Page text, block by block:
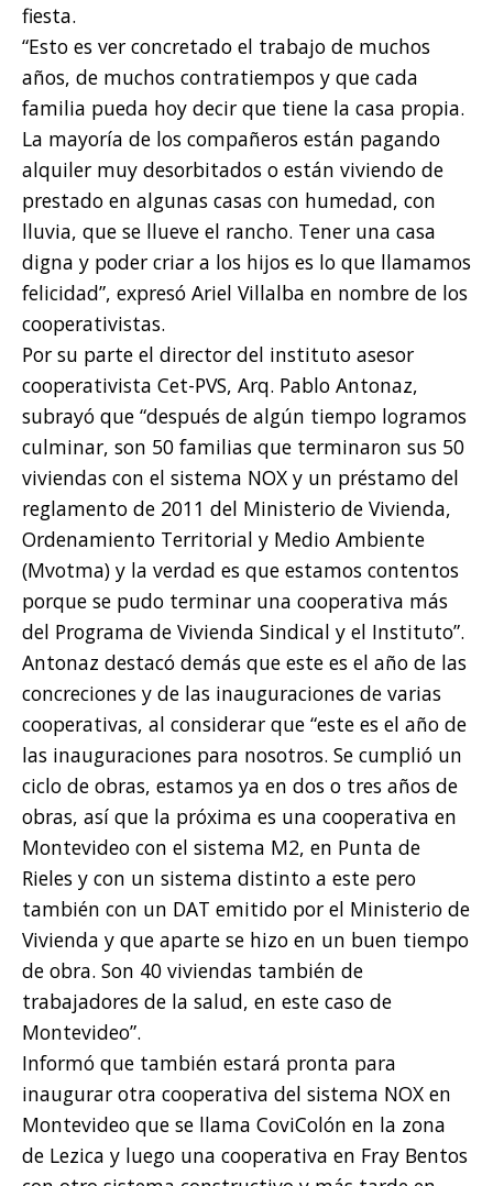
fiesta.
“Esto es ver concretado el trabajo de muchos
años, de muchos contratiempos y que cada
familia pueda hoy decir que tiene la casa propia.
La mayoría de los compañeros están pagando
alquiler muy desorbitados o están viviendo de
prestado en algunas casas con humedad, con
lluvia, que se llueve el rancho. Tener una casa
digna y poder criar a los hijos es lo que llamamos
felicidad”, expresó Ariel Villalba en nombre de los
cooperativistas.
Por su parte el director del instituto asesor
cooperativista Cet-PVS, Arq. Pablo Antonaz,
subrayó que “después de algún tiempo logramos
culminar, son 50 familias que terminaron sus 50
viviendas con el sistema NOX y un préstamo del
reglamento de 2011 del Ministerio de Vivienda,
Ordenamiento Territorial y Medio Ambiente
(Mvotma) y la verdad es que estamos contentos
porque se pudo terminar una cooperativa más
del Programa de Vivienda Sindical y el Instituto”.
Antonaz destacó demás que este es el año de las
concreciones y de las inauguraciones de varias
cooperativas, al considerar que “este es el año de
las inauguraciones para nosotros. Se cumplió un
ciclo de obras, estamos ya en dos o tres años de
obras, así que la próxima es una cooperativa en
Montevideo con el sistema M2, en Punta de
Rieles y con un sistema distinto a este pero
también con un DAT emitido por el Ministerio de
Vivienda y que aparte se hizo en un buen tiempo
de obra. Son 40 viviendas también de
trabajadores de la salud, en este caso de
Montevideo”.
Informó que también estará pronta para
inaugurar otra cooperativa del sistema NOX en
Montevideo que se llama CoviColón en la zona
de Lezica y luego una cooperativa en Fray Bentos